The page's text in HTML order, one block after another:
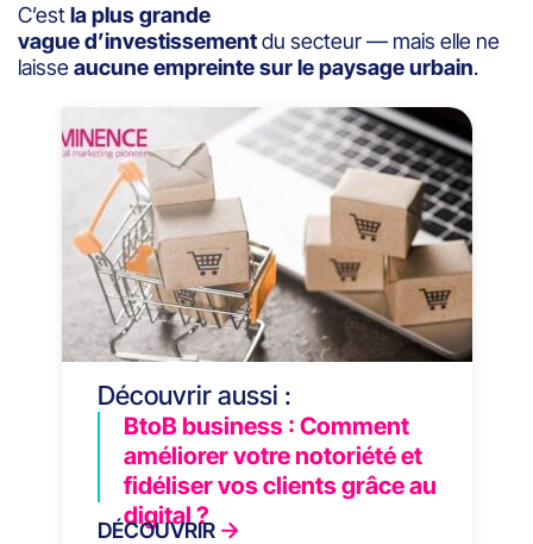
C’estla plus grande
vague d’investissementdu secteur — mais elle ne
laisseaucune empreinte sur le paysage urbain.
Découvrir aussi :
BtoB business : Comment
améliorer votre notoriété et
fidéliser vos clients grâce au
digital ?
DÉCOUVRIR